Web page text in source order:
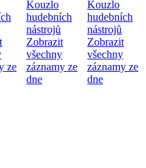
ze
Kouzlo
hudebních
nástrojů
Zobrazit
všechny
záznamy ze
dne
Kouzlo
hudebních
nástrojů
Zobrazit
všechny
záznamy ze
dne